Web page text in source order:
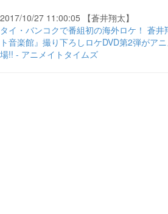
2017/10/27 11:00:05 【蒼井翔太】
タイ・バンコクで番組初の海外ロケ！ 蒼
ト音楽館』撮り下ろしロケDVD第2弾がア
場!! - アニメイトタイムズ